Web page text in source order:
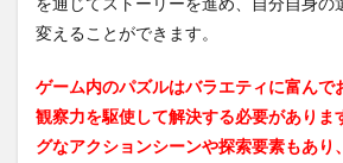
変えることができます。
ゲーム内のパズルはバラエティに富んで
観察力を駆使して解決する必要がありま
グなアクションシーンや探索要素もあり